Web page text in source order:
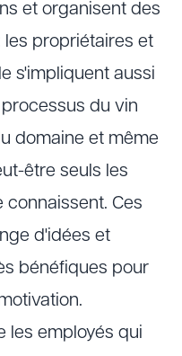
et organisent des
propriétaires et
s'impliquent aussi
du vin
domaine et même
être seuls les
Ces
d'idées et
bénéfiques pour
les employés qui